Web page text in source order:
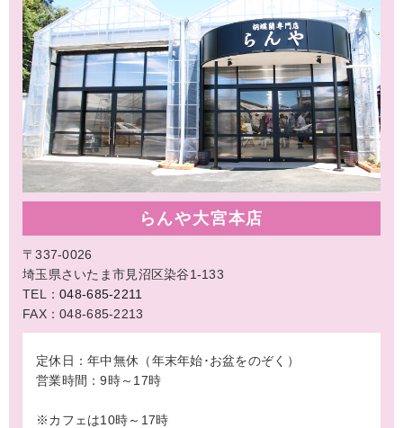
らんや大宮本店
〒337-0026
埼玉県さいたま市見沼区染谷1-133
TEL：048-685-2211
FAX：048-685-2213
定休日：年中無休（年末年始･お盆をのぞく）
営業時間：9時～17時
※カフェは10時～17時